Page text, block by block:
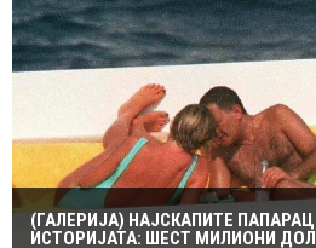
(ГАЛЕРИЈА) НАЈСКАПИТЕ
ИСТОРИЈАТА: ШЕСТ МИЛИОНИ